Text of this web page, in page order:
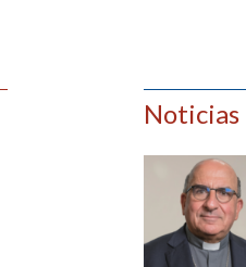
Noticias